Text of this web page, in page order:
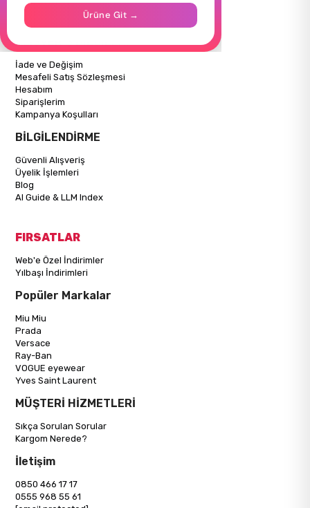
İletişim
ALIŞVERİŞ BİLGİLERİ
İade ve Değişim
Mesafeli Satış Sözleşmesi
Hesabım
Siparişlerim
Kampanya Koşulları
BİLGİLENDİRME
Güvenli Alışveriş
Üyelik İşlemleri
Blog
AI Guide & LLM Index
FIRSATLAR
Web'e Özel İndirimler
Yılbaşı İndirimleri
Popüler Markalar
Miu Miu
Prada
Versace
Ray-Ban
VOGUE eyewear
Yves Saint Laurent
MÜŞTERİ HİZMETLERİ
Sıkça Sorulan Sorular
Kargom Nerede?
İletişim
0850 466 17 17
0555 968 55 61
Ürüne Git →